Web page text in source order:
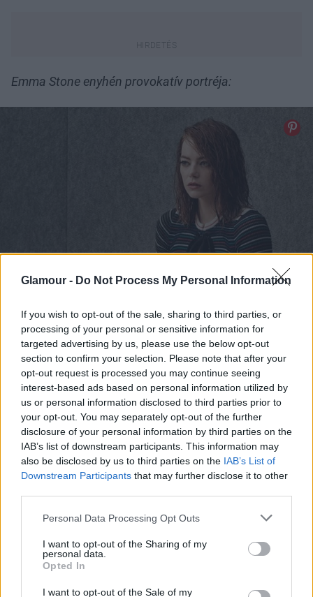
Glamour - Do Not Process My Personal Information
If you wish to opt-out of the sale, sharing to third parties, or
processing of your personal or sensitive information for
targeted advertising by us, please use the below opt-out
section to confirm your selection. Please note that after your
opt-out request is processed you may continue seeing
interest-based ads based on personal information utilized by
us or personal information disclosed to third parties prior to
your opt-out. You may separately opt-out of the further
disclosure of your personal information by third parties on the
IAB’s list of downstream participants. This information may
also be disclosed by us to third parties on the IAB’s List of
Downstream Participants that may further disclose it to other
Please note that this website/app uses one or more Google
not limited to your visit or usage behaviour. You may click to
grant or deny consent to Google and its third-party tags to
use your data for below specified purposes in below Google
consent section.
Personal Data Processing Opt Outs
I want to opt-out of the Sharing of my
personal data.
Opted In
I want to opt-out of the Sale of my
Emma Stone enyhén provokatív portréja:
Emma Stone fotója a W-ben
Fotó:
W
Matthew McConaughey a W fotóján: